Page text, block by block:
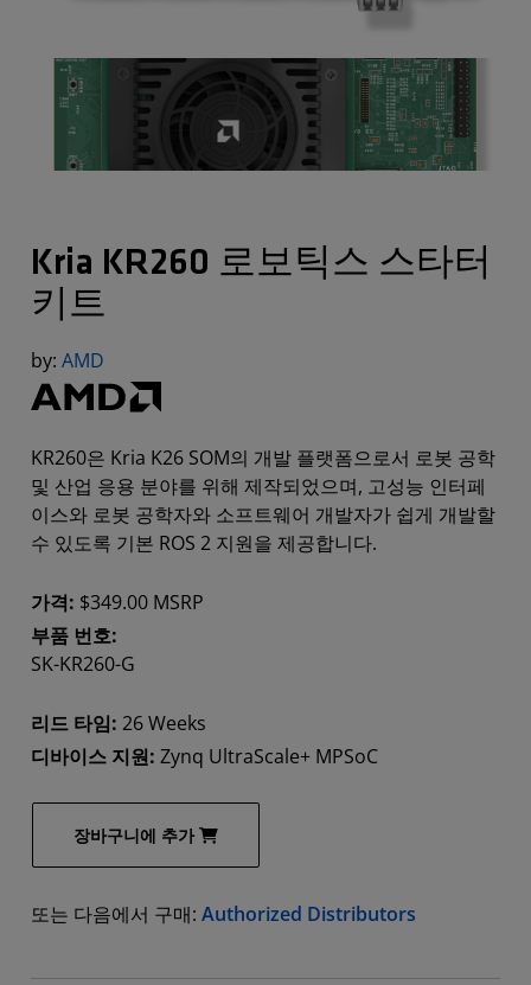
Kria KR260 로보틱스 스타터
키트
by: AMD
KR260은 Kria K26 SOM의 개발 플랫폼으로서 로봇 공학
및 산업 응용 분야를 위해 제작되었으며, 고성능 인터페
이스와 로봇 공학자와 소프트웨어 개발자가 쉽게 개발할
수 있도록 기본 ROS 2 지원을 제공합니다.
가격: $349.00 MSRP
부품 번호:
SK-KR260-G
리드 타임: 26 Weeks
디바이스 지원: Zynq UltraScale+ MPSoC
장바구니에 추가
또는 다음에서 구매: Authorized Distributors